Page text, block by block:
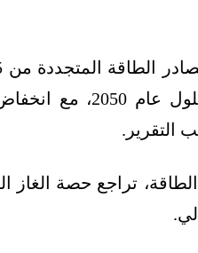
إجمالي استهلاك
التقرير.